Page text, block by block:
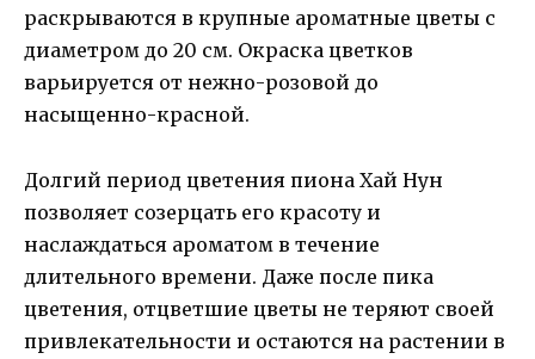
раскрываются в крупные ароматные цветы с
диаметром до 20 см. Окраска цветков
варьируется от нежно-розовой до
насыщенно-красной.
Долгий период цветения пиона Хай Нун
позволяет созерцать его красоту и
наслаждаться ароматом в течение
длительного времени. Даже после пика
цветения, отцветшие цветы не теряют своей
привлекательности и остаются на растении в